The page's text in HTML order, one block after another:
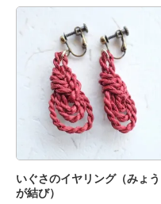
いぐさのイヤリング（みょう
が結び）